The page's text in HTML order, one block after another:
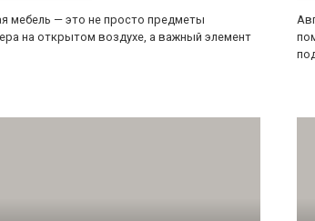
мебель — это не просто предметы
на открытом воздухе, а важный элемент